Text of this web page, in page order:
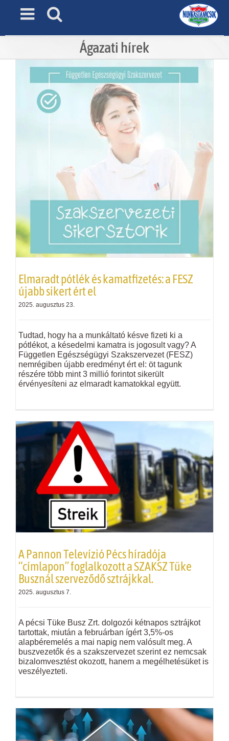
Ágazati hírek
Elmaradt pótlék és kamatfizetés: a FESZ
újabb sikert ért el
2025. augusztus 23.
Tudtad, hogy ha a munkáltató késve fizeti ki a
pótlékot, a késedelmi kamatra is jogosult vagy? A
Független Egészségügyi Szakszervezet (FESZ)
nemrégiben újabb eredményt ért el: öt tagunk
részére több mint 3 millió forintot sikerült
érvényesíteni az elmaradt kamatokkal együtt.
A Pannon Televízió Pécs híradója
“címlapon” foglalkozott a SZAKSZ Tüke
Busznál szerveződő sztrájkkal.
2025. augusztus 7.
A pécsi Tüke Busz Zrt. dolgozói kétnapos sztrájkot
tartottak, miután a februárban ígért 3,5%-os
alapbéremelés a mai napig nem valósult meg. A
buszvezetők és a szakszervezet szerint ez nemcsak
bizalomvesztést okozott, hanem a megélhetésüket is
veszélyezteti.